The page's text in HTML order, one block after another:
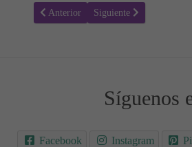
Artículo anterior: ¿Qué pasa si la
Anterior Artículo siguiente:
Siguiente
Síguenos
Facebook Instagram